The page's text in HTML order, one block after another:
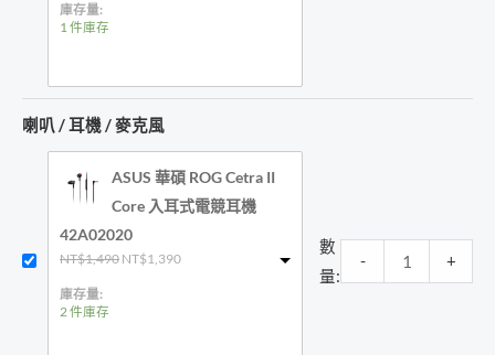
庫存量:
1 件庫存
喇叭 / 耳機 / 麥克風
ASUS 華碩 ROG Cetra II
Core 入耳式電競耳機
42A02020
NT$1,490 原
NT$1,390目
庫存量:
2 件庫存
數
量:
- +